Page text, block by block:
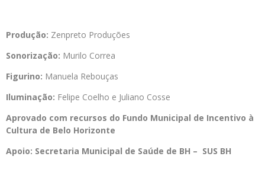
Produção: Zenpreto Produções
Sonorização: Murilo Correa
Figurino: Manuela Rebouças
Iluminação: Felipe Coelho e Juliano Cosse
Aprovado com recursos do Fundo Municipal de Incentivo à
Cultura de Belo Horizonte
Apoio: Secretaria Municipal de Saúde de BH – SUS BH